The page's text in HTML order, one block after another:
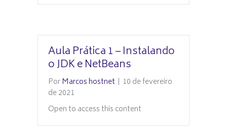
Aula Prática 1 – Instalando
o JDK e NetBeans
PorMarcos hostnet | 10 de fevereiro
de 2021
Open to access this content